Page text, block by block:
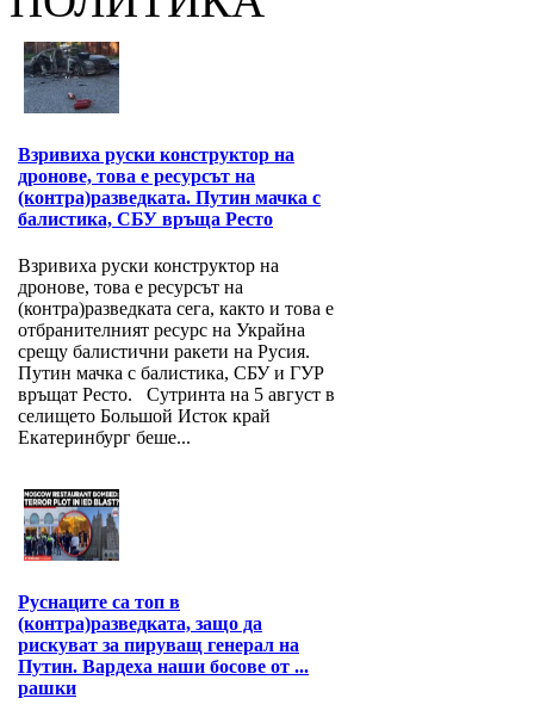
Взривиха руски конструктор на
дронове, това е ресурсът на
(контра)разведката. Путин мачка с
балистика, СБУ връща Ресто
Взривиха руски конструктор на
дронове, това е ресурсът на
(контра)разведката сега, както и това е
отбранителният ресурс на Украйна
срещу балистични ракети на Русия.
Путин мачка с балистика, СБУ и ГУР
връщат Ресто. Сутринта на 5 август в
селището Большой Исток край
Екатеринбург беше...
Руснаците са топ в
(контра)разведката, защо да
рискуват за пируващ генерал на
Путин. Вардеха наши босове от ...
рашки